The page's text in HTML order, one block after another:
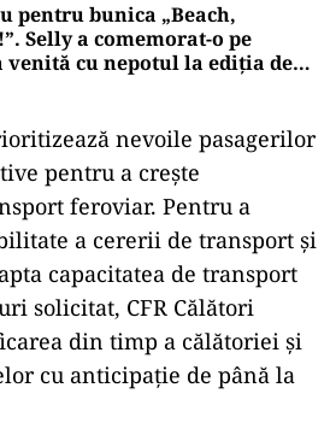
pentru bunica „Beach,
Selly a comemorat-o pe
venită cu nepotul la ediția de
nevoile pasagerilor
pentru a crește
feroviar. Pentru a
a cererii de transport și
capacitatea de transport
solicitat, CFR Călători
din timp a călătoriei și
cu anticipație de până la